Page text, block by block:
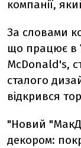
компанії,
За словами
що працює в
McDonald's,
сталого
відкрився
"Новий
декором: